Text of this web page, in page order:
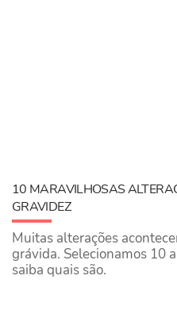
10 MARAVILHOSAS
GRAVIDEZ
Muitas alterações
grávida. Selecionamos 10
saiba quais são.